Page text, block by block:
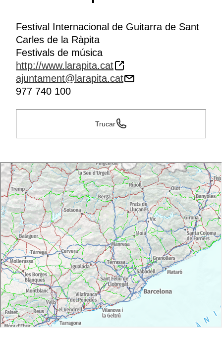
Festival Internacional de Guitarra de Sant
Carles de la Ràpita
Festivals de música
http://www.larapita.cat
ajuntament@larapita.cat
977 740 100
Trucar